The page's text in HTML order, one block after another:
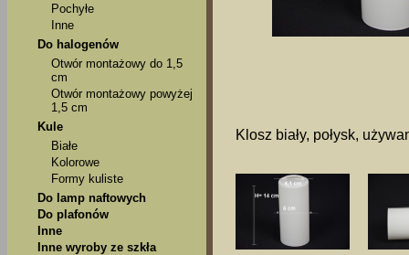
Pochyłe
Inne
Do halogenów
Otwór montażowy do 1,5
cm
Otwór montażowy powyżej
1,5 cm
Kule
Białe
Kolorowe
Formy kuliste
Do lamp naftowych
Do plafonów
Inne
Inne wyroby ze szkła
Klosz biały, połysk,